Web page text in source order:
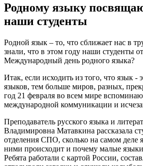
Родному языку
наши студенты
Родной язык – то, что сближает нас в
знали, что в этом году наши студенты
Международный день родного языка?
Итак, если исходить из того, что язык -
языков, тем больше миров, разных,
год 21 февраля во всем мире
международной коммуникации и
Преподаватель русского языка и
Владимировна Матавкина рассказала
отделения СПО, сколько на самом деле
ними происходит и почему малые
Ребята работали с картой России,